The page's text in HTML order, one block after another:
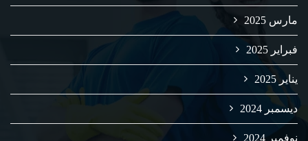
مارس 2025
فبراير 2025
يناير 2025
ديسمبر 2024
نوفمبر 2024